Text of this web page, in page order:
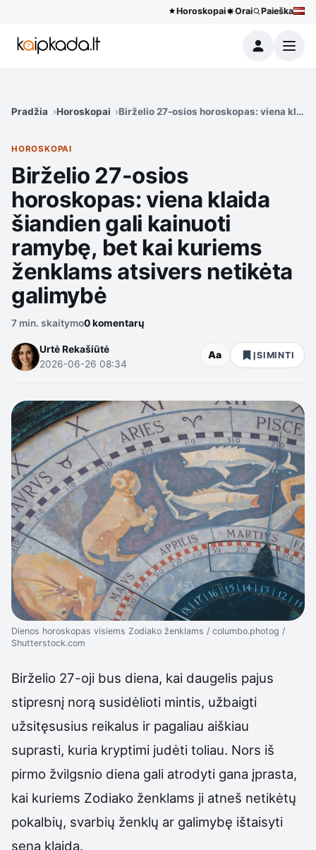
Horoskopai Orai Paieška
Meniu
Pradžia Horoskopai Birželio 27-osios horoskopas: viena
HOROSKOPAI
Birželio 27-osios
horoskopas: viena klaida
šiandien gali kainuoti
ramybę, bet kai kuriems
ženklams atsivers netikėta
galimybė
7 min. skaitymo0 komentarų
Urtė Rekašiūtė
2026-06-26 08:34
Aa ĮSIMINTI
Dienos horoskopas visiems Zodiako ženklams / columbo.photog /
Shutterstock.com
Birželio 27-oji bus diena, kai daugelis pajus
stipresnį norą susidėlioti mintis, užbaigti
užsitęsusius reikalus ir pagaliau aiškiau
suprasti, kuria kryptimi judėti toliau. Nors iš
pirmo žvilgsnio diena gali atrodyti gana įprasta,
kai kuriems Zodiako ženklams ji atneš netikėtų
pokalbių, svarbių ženklų ar galimybę ištaisyti
seną klaidą.